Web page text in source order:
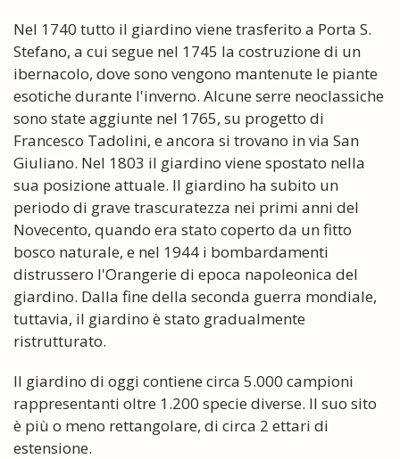
Nel 1740 tutto il giardino viene trasferito a Porta S.
Stefano, a cui segue nel 1745 la costruzione di un
ibernacolo, dove sono vengono mantenute le piante
esotiche durante l'inverno. Alcune serre neoclassiche
sono state aggiunte nel 1765, su progetto di
Francesco Tadolini, e ancora si trovano in via San
Giuliano. Nel 1803 il giardino viene spostato nella
sua posizione attuale. Il giardino ha subito un
periodo di grave trascuratezza nei primi anni del
Novecento, quando era stato coperto da un fitto
bosco naturale, e nel 1944 i bombardamenti
distrussero l'Orangerie di epoca napoleonica del
giardino. Dalla fine della seconda guerra mondiale,
tuttavia, il giardino è stato gradualmente
ristrutturato.
Il giardino di oggi contiene circa 5.000 campioni
rappresentanti oltre 1.200 specie diverse. Il suo sito
è più o meno rettangolare, di circa 2 ettari di
estensione.